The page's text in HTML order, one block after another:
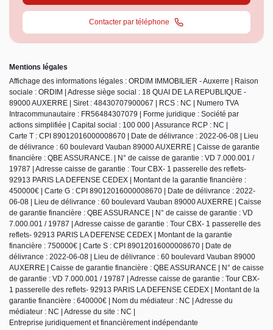
Contacter par téléphone
Mentions légales
Affichage des informations légales : ORDIM IMMOBILIER - Auxerre | Raison
sociale : ORDIM | Adresse siège social : 18 QUAI DE LA REPUBLIQUE -
89000 AUXERRE | Siret : 48430707900067 | RCS : NC | Numero TVA
Intracommunautaire : FR56484307079 | Forme juridique : Société par
actions simplifiée | Capital social : 100 000 | Assurance RCP : NC |
Carte T : CPI 89012016000008670 | Date de délivrance : 2022-06-08 | Lieu
de délivrance : 60 boulevard Vauban 89000 AUXERRE | Caisse de garantie
financière : QBE ASSURANCE. | N° de caisse de garantie : VD 7.000.001 /
19787 | Adresse caisse de garantie : Tour CBX- 1 passerelle des reflets-
92913 PARIS LA DEFENSE CEDEX | Montant de la garantie financière :
450000€ | Carte G : CPI 89012016000008670 | Date de délivrance : 2022-
06-08 | Lieu de délivrance : 60 boulevard Vauban 89000 AUXERRE | Caisse
de garantie financière : QBE ASSURANCE | N° de caisse de garantie : VD
7.000.001 / 19787 | Adresse caisse de garantie : Tour CBX- 1 passerelle des
reflets- 92913 PARIS LA DEFENSE CEDEX | Montant de la garantie
financière : 750000€ | Carte S : CPI 89012016000008670 | Date de
délivrance : 2022-06-08 | Lieu de délivrance : 60 boulevard Vauban 89000
AUXERRE | Caisse de garantie financière : QBE ASSURANCE | N° de caisse
de garantie : VD 7.000.001 / 19787 | Adresse caisse de garantie : Tour CBX-
1 passerelle des reflets- 92913 PARIS LA DEFENSE CEDEX | Montant de la
garantie financière : 640000€ | Nom du médiateur : NC | Adresse du
médiateur : NC | Adresse du site : NC |
Entreprise juridiquement et financièrement indépendante